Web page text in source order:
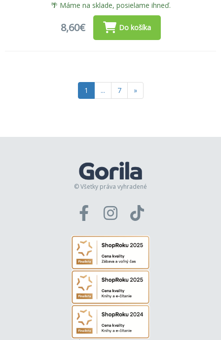
🌴 Máme na sklade, posielame ihneď.
8,60€ Do košíka
1 ... 7 »
© Všetky práva vyhradené